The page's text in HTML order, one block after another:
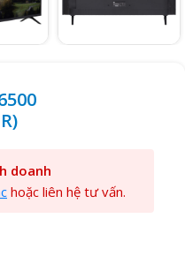
doanh
hoặc liên hệ tư vấn.